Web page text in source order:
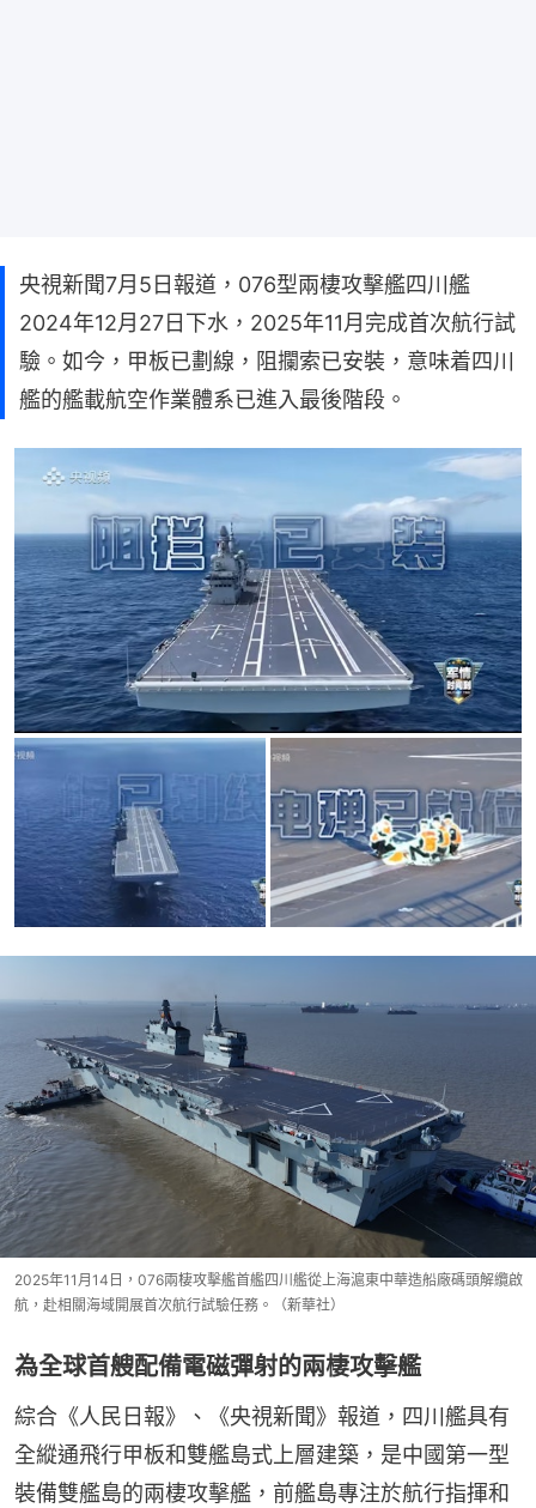
央視新聞7月5日報道，076型兩棲攻擊艦四川艦
2024年12月27日下水，2025年11月完成首次航行試
驗。如今，甲板已劃線，阻攔索已安裝，意味着四川
艦的艦載航空作業體系已進入最後階段。
2025年11月14日，076兩棲攻擊艦首艦四川艦從上海滬東中華造船廠碼頭解纜啟
航，赴相關海域開展首次航行試驗任務。（新華社）
為全球首艘配備電磁彈射的兩棲攻擊艦
綜合《人民日報》、《央視新聞》報道，四川艦具有
全縱通飛行甲板和雙艦島式上層建築，是中國第一型
裝備雙艦島的兩棲攻擊艦，前艦島專注於航行指揮和